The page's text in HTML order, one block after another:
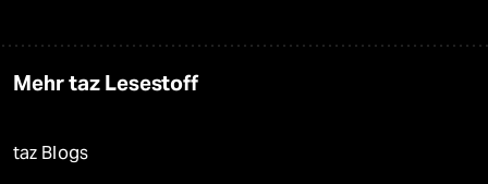
Mehr taz Lesestoff
taz Blogs